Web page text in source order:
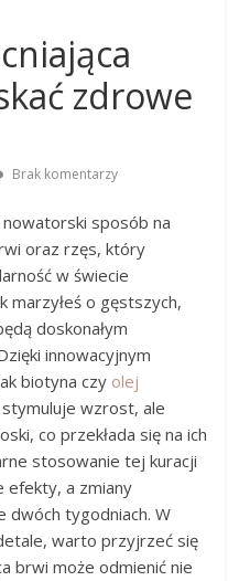
zdrowe
Brak komentarzy
sposób na
oraz rzęs, który
w świecie
marzyłeś o gęstszych,
doskonałym
innowacyjnym
biotyna czy olej
wzrost, ale
co przekłada się na ich
stosowanie tej kuracji
efekty, a zmiany
dwóch tygodniach. W
warto przyjrzeć się
brwi może odmienić nie